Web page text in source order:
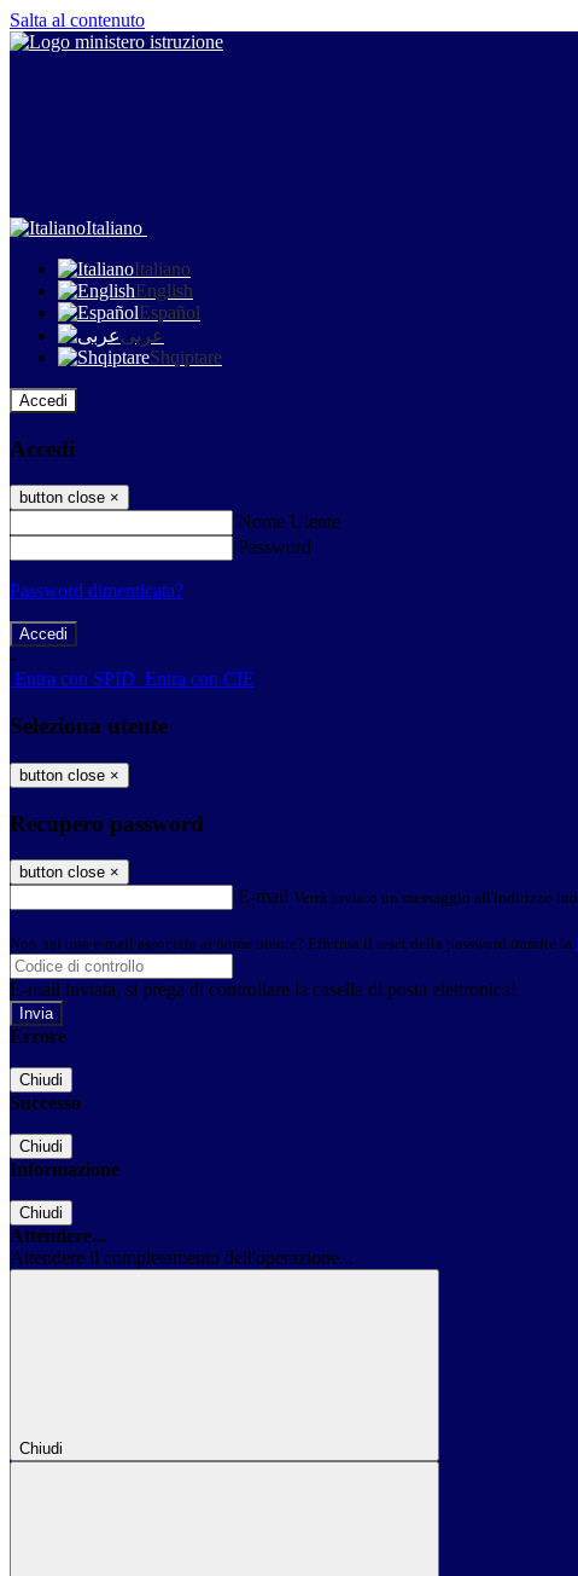
Salta al contenuto
Italiano
Italiano
English
Español
عربى
Shqiptare
Accedi
Accedi
button close ×
Nome Utente
Password
Password dimenticata?
-
Entra con SPID Entra con CIE
Seleziona utente
button close ×
Recupero password
button close ×
E-mail Verrà inviato un messaggio all'indirizzo
Non hai una e-mail associata al nome utente? Effettua il reset della password tramite la
E-mail inviata, si prega di controllare la casella di posta elettronica!
Errore
Chiudi
Successo
Chiudi
Informazione
Chiudi
Attendere...
Attendere il completamento dell'operazione...
Chiudi